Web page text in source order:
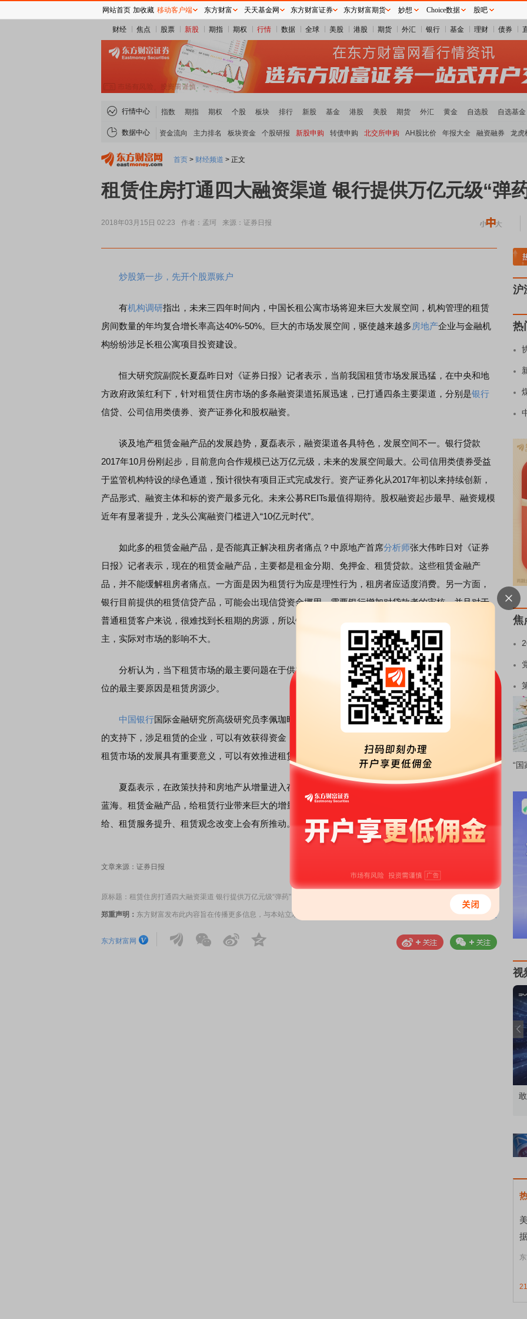
财经 焦点 股票 新股 期指 期权 行情 数据 全球 美股 港股 期货 外汇 银行 基金 理财 债券
行情中心 指数 期指 期权 个股 板块 排行 新股 基金 港股 美股 期货 外汇 黄金 自选股 自选基金
数据中心 资金流向 主力排名 板块资金 个股研报 新股申购 转债申购 北交所申购 AH股比价 年报大全 融资融券 龙虎
首页 > 财经频道 > 正文
租赁住房打通四大融资渠道 银行提供万亿元级“弹
2018年03月15日 02:23 作者：孟珂 来源：证券日报
炒股第一步，先开个股票账户
有机构调研指出，未来三四年时间内，中国长租公寓市场将迎来巨大发展空间，机构管理的租赁
房间数量的年均复合增长率高达40%-50%。巨大的市场发展空间，驱使越来越多房地产企业与金融机
构纷纷涉足长租公寓项目投资建设。
恒大研究院副院长夏磊昨日对《证券日报》记者表示，当前我国租赁市场发展迅猛，在中央和地
方政府政策红利下，针对租赁住房市场的多条融资渠道拓展迅速，已打通四条主要渠道，分别是银行
信贷、公司信用类债券、资产证券化和股权融资。
谈及地产租赁金融产品的发展趋势，夏磊表示，融资渠道各具特色，发展空间不一。银行贷款
2017年10月份刚起步，目前意向合作规模已达万亿元级，未来的发展空间最大。公司信用类债券受益
于监管机构特设的绿色通道，预计很快有项目正式完成发行。资产证券化从2017年初以来持续创新，
产品形式、融资主体和标的资产最多元化。未来公募REITs最值得期待。股权融资起步最早、融资规模
近年有显著提升，龙头公寓融资门槛进入“10亿元时代”。
如此多的租赁金融产品，是否能真正解决租房者痛点？中原地产首席分析师张大伟昨日对《证券
日报》记者表示，现在的租赁金融产品，主要都是租金分期、免押金、租赁贷款。这些租赁金融产
品，并不能缓解租房者痛点。一方面是因为租赁行为应是理性行为，租房者应适度消费。另一方面，
银行目前提供的租赁信贷产品，可能会出现信贷资金挪用，需要银行增加对贷款者的审核。并且对于
普通租赁客户来说，很难找到长租期的房源，所以银行的举措针对租赁市场目前大部分还是表态为
主，实际对市场的影响不大。
分析认为，当下租赁市场的最主要问题在于供需结构紧张，特别是一二线热点城市。导致租金高
位的最主要原因是租赁房源少。
中国银行国际金融研究所高级研究员李佩珈昨日对《证券日报》记者表示，在地产租赁金融产品
的支持下，涉足租赁的企业，可以有效获得资金，增加房源供应量。因此，地产租赁金融产品对当前
租赁市场的发展具有重要意义，可以有效推进租赁市场建设。
夏磊表示，在政策扶持和房地产从增量进入存量时代的大背景下，租赁市场正成为资本角逐的新
蓝海。租赁金融产品，给租赁行业带来巨大的增量资金，推动长租公寓项目迅猛发展，在租赁房源供
给、租赁服务提升、租赁观念改变上会有所推动。
文章来源：证券日报
原标题：租赁住房打通四大融资渠道 银行提供万亿元级“弹药”
郑重声明： 东方财富发布此内容旨在传播更多信息，与本站立场无关，不构成投资建议。据此操作，风险自担。 举报
东方财富网
重要机构持股数据
沪
热
焦
“国
视
网站首页 加收藏 移动客户端 东方财富 天天基金网 东方财富证券 东方财富期货 妙想 Choice数据 股吧